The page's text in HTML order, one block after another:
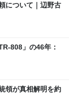
について｜辺野古
808」の46年：
領が真相解明を約